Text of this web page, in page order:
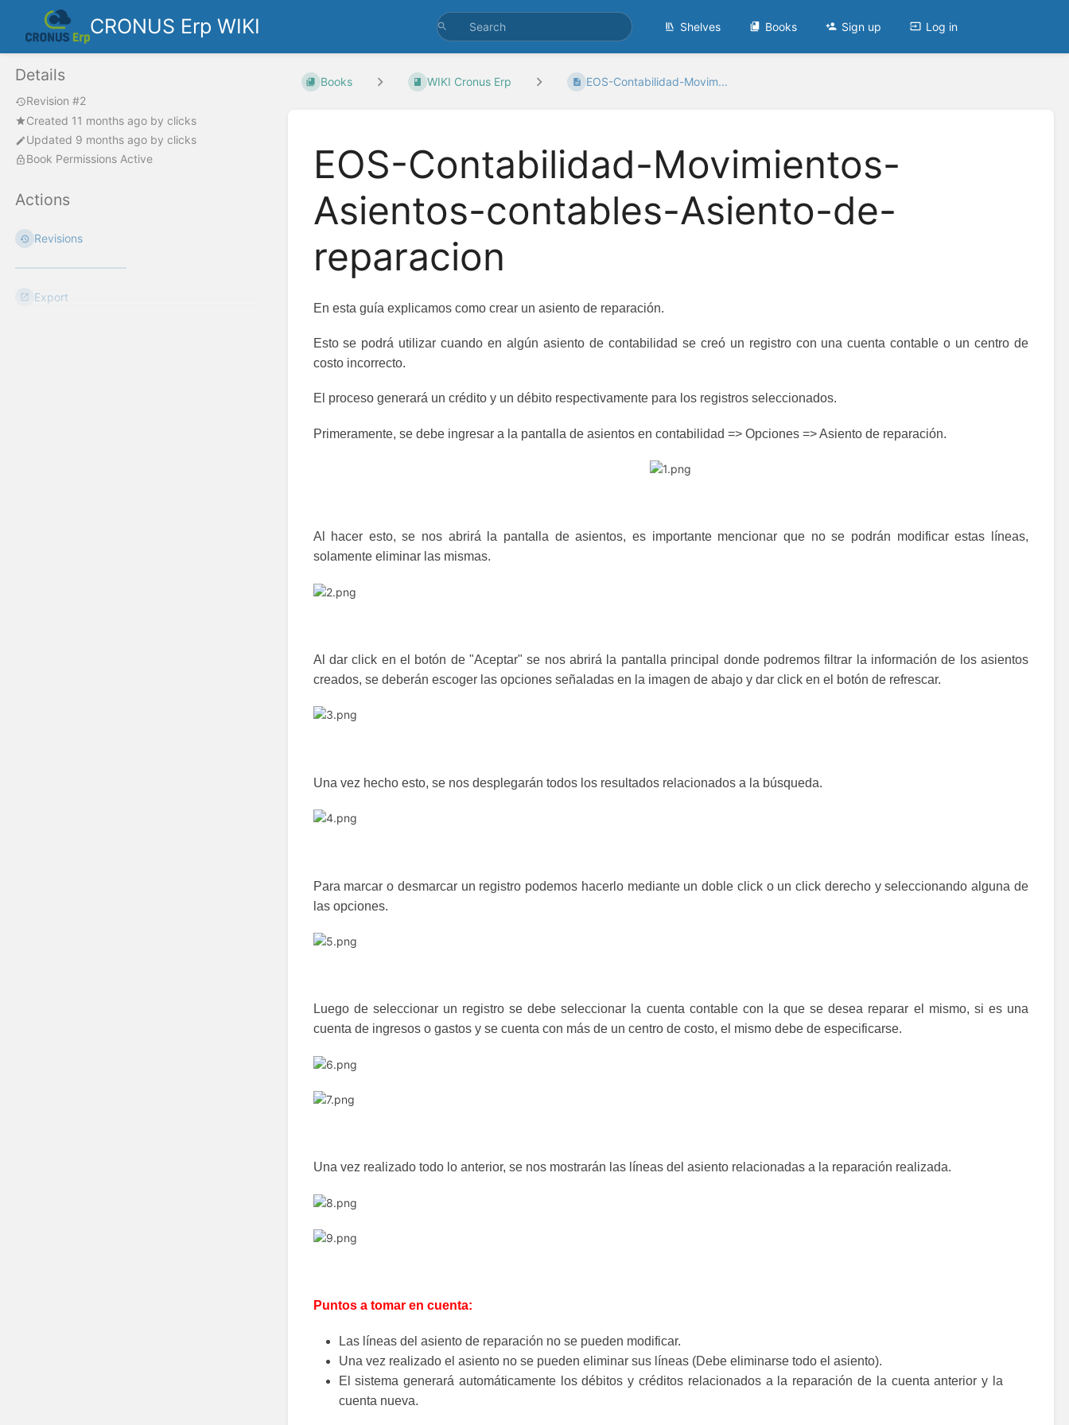
CRONUS Erp WIKI Shelves Books Sign up Log in
Details
Revision #2
Created 11 months ago by clicks
Updated 9 months ago by clicks
Book Permissions Active
Actions
Revisions
Export
Books WIKI Cronus Erp EOS-Contabilidad-Movim...
EOS-Contabilidad-Movimientos-
Asientos-contables-Asiento-de-
reparacion
En esta guía explicamos como crear un asiento de reparación.
Esto se podrá utilizar cuando en algún asiento de contabilidad se creó un registro con una cuenta contable o un centro de
costo incorrecto.
El proceso generará un crédito y un débito respectivamente para los registros seleccionados.
Primeramente, se debe ingresar a la pantalla de asientos en contabilidad => Opciones => Asiento de reparación.
Al hacer esto, se nos abrirá la pantalla de asientos, es importante mencionar que no se podrán modificar estas líneas,
solamente eliminar las mismas.
Al dar click en el botón de "Aceptar" se nos abrirá la pantalla principal donde podremos filtrar la información de los asientos
creados, se deberán escoger las opciones señaladas en la imagen de abajo y dar click en el botón de refrescar.
Una vez hecho esto, se nos desplegarán todos los resultados relacionados a la búsqueda.
Para marcar o desmarcar un registro podemos hacerlo mediante un doble click o un click derecho y seleccionando alguna de
las opciones.
Luego de seleccionar un registro se debe seleccionar la cuenta contable con la que se desea reparar el mismo, si es una
cuenta de ingresos o gastos y se cuenta con más de un centro de costo, el mismo debe de especificarse.
Una vez realizado todo lo anterior, se nos mostrarán las líneas del asiento relacionadas a la reparación realizada.
Puntos a tomar en cuenta:
Las líneas del asiento de reparación no se pueden modificar.
Una vez realizado el asiento no se pueden eliminar sus líneas (Debe eliminarse todo el asiento).
El sistema generará automáticamente los débitos y créditos relacionados a la reparación de la cuenta anterior y la
cuenta nueva.